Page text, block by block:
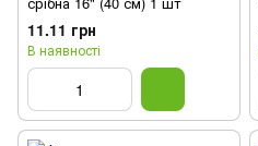
11.11 грн
В наявності